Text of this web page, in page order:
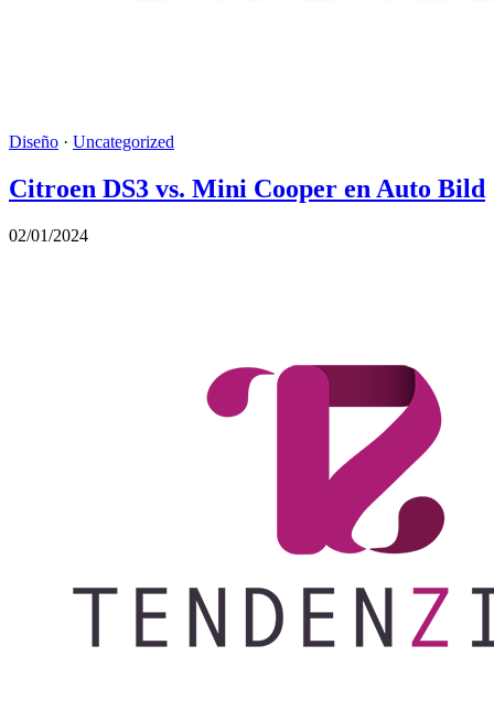
Diseño · Uncategorized
Citroen DS3 vs. Mini Cooper en Auto Bild
02/01/2024